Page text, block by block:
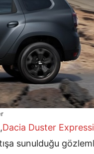
Dacia Duster
sunulduğu